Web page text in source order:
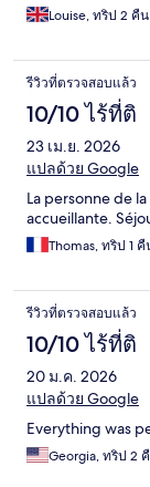
Louise, ทริป 2 คืน
รีวิวที่ตรวจสอบแล้ว
10/10 ไร้ที่ติ
23 เม.ย. 2026
แปลด้วย Google
La personne de
accueillante.
Thomas, ทริป 1 คื
รีวิวที่ตรวจสอบแล้ว
10/10 ไร้ที่ติ
20 ม.ค. 2026
แปลด้วย Google
Everything was
Georgia, ทริป 2